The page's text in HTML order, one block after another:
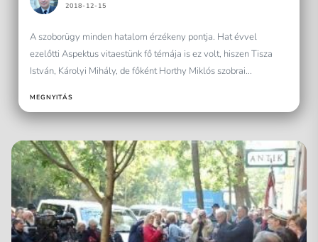
2018-12-15
A szoborügy minden hatalom érzékeny pontja. Hat évvel
ezelőtti Aspektus vitaestünk fő témája is ez volt, hiszen Tisza
István, Károlyi Mihály, de főként Horthy Miklós szobrai...
MEGNYITÁS